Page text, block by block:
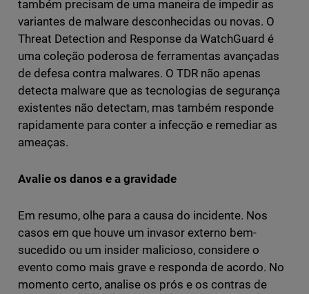
também precisam de uma maneira de impedir as
variantes de malware desconhecidas ou novas. O
Threat Detection and Response da WatchGuard é
uma coleção poderosa de ferramentas avançadas
de defesa contra malwares. O TDR não apenas
detecta malware que as tecnologias de segurança
existentes não detectam, mas também responde
rapidamente para conter a infecção e remediar as
ameaças.
Avalie os danos e a gravidade
Em resumo, olhe para a causa do incidente. Nos
casos em que houve um invasor externo bem-
sucedido ou um insider malicioso, considere o
evento como mais grave e responda de acordo. No
momento certo, analise os prós e os contras de